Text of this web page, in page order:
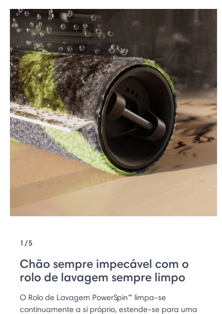
1/5
Chão sempre impecável com o
rolo de lavagem sempre limpo
O Rolo de Lavagem PowerSpin™ limpa-se
continuamente a si próprio, estende-se para uma